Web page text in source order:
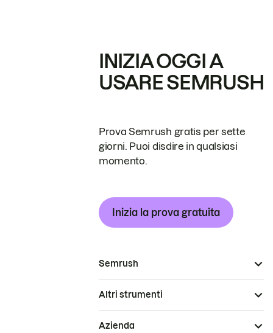
INIZIA OGGI A
USARE SEMRUSH
Prova Semrush gratis per sette
giorni. Puoi disdire in qualsiasi
momento.
Inizia la prova gratuita
Semrush
Altri strumenti
Azienda